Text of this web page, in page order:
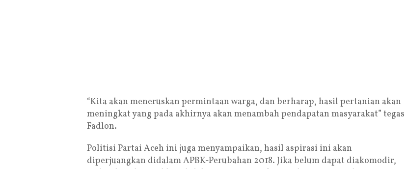
“Kita akan meneruskan permintaan warga, dan berharap, hasil pertanian akan
meningkat yang pada akhirnya akan menambah pendapatan masyarakat” tegas
Fadlon.
Politisi Partai Aceh ini juga menyampaikan, hasil aspirasi ini akan
diperjuangkan didalam APBK-Perubahan 2018. Jika belum dapat diakomodir,